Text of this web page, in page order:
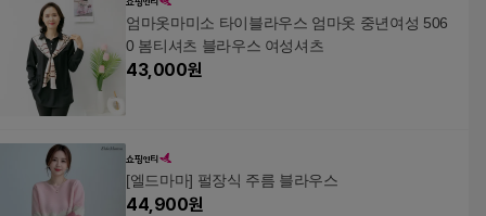
엄마옷마미소 타이블라우스 엄마옷 중년여성 506
0 봄티셔츠 블라우스 여성셔츠
43,000원
[엘드마마] 펄장식 주름 블라우스
44,900원